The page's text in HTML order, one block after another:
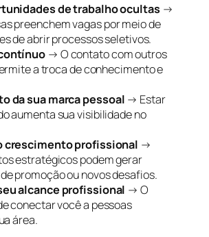
de trabalho ocultas →
preenchem vagas por meio de
de abrir processos seletivos.
→ O contato com outros
a troca de conhecimento e
da sua marca pessoal → Estar
aumenta sua visibilidade no
crescimento profissional →
estratégicos podem gerar
promoção ou novos desafios.
alcance profissional → O
conectar você a pessoas
área.